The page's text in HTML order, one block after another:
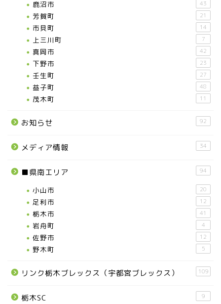
鹿沼市 43
芳賀町 21
市貝町 14
上三川町 7
真岡市 42
下野市 23
壬生町 27
益子町 48
茂木町 11
お知らせ 92
メディア情報 34
■県南エリア 94
小山市 20
足利市 12
栃木市 41
岩舟町 4
佐野市 12
野木町 5
リンク栃木ブレックス（宇都宮ブレックス） 109
栃木SC 9